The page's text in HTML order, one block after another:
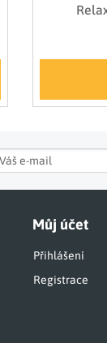
Můj účet
Přihlášení
Registrace